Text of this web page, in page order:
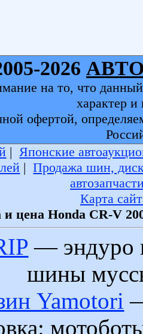
2026
на то, что
характер
офертой,
| Японские
|Продажа шин,
Карта
цена Honda CR-V
— эндуро
шины
Yamotori